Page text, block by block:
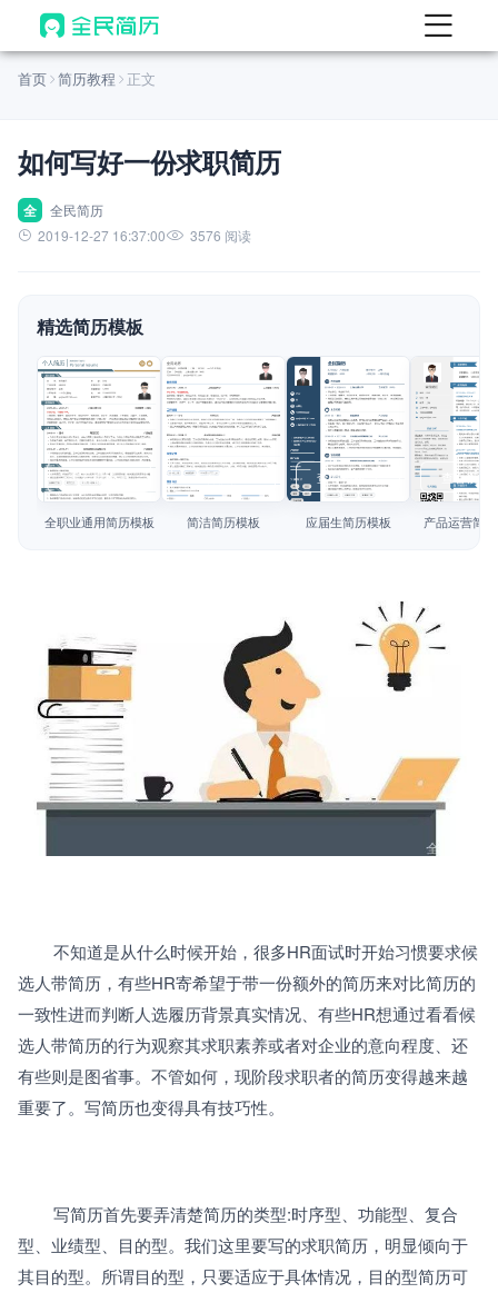
首页
AI 生成简历
AI 优化简历
AI 翻译简历
AI 模拟面试
面试自我介绍
AI 职场工具 New
简历模板
简历教程
首页 简历教程 正文
如何写好一份求职简历
全
全民简历
2019-12-27 16:37:00
3576 阅读
精选简历模板
查看模板
全职业通用简历模板
查看模板
简洁简历模板
查看模板
应届生简历模板
查看模板
产品运营简
选人带简历，有些HR寄希望于带一份额外的简历来对比简历的
一致性进而判断人选履历背景真实情况、有些HR想通过看看候
选人带简历的行为观察其求职素养或者对企业的意向程度、还
有些则是图省事。不管如何，现阶段求职者的简历变得越来越
重要了。写简历也变得具有技巧性。
型、业绩型、目的型。我们这里要写的求职简历，明显倾向于
其目的型。所谓目的型，只要适应于具体情况，目的型简历可